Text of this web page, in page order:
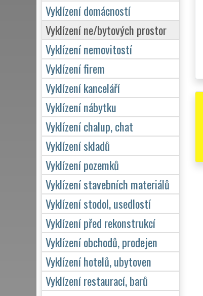
Vyklízení domácností
Vyklízení ne/bytových prostor
Vyklízení nemovitostí
Vyklízení firem
Vyklízení kanceláří
Vyklízení nábytku
Vyklízení chalup, chat
Vyklízení skladů
Vyklízení pozemků
Vyklízení stavebních materiálů
Vyklízení stodol, usedlostí
Vyklízení před rekonstrukcí
Vyklízení obchodů, prodejen
Vyklízení hotelů, ubytoven
Vyklízení restaurací, barů